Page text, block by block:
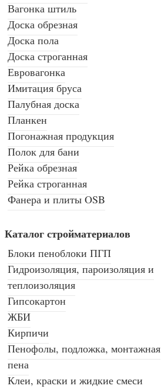
Вагонка штиль
Доска обрезная
Доска пола
Доска строганная
Евровагонка
Имитация бруса
Палубная доска
Планкен
Погонажная продукция
Полок для бани
Рейка обрезная
Рейка строганная
Фанера и плиты OSB
Каталог стройматериалов
Блоки пеноблоки ПГП
Гидроизоляция, пароизоляция и
теплоизоляция
Гипсокартон
ЖБИ
Кирпичи
Пенофолы, подложка, монтажная
пена
Клеи, краски и жидкие смеси